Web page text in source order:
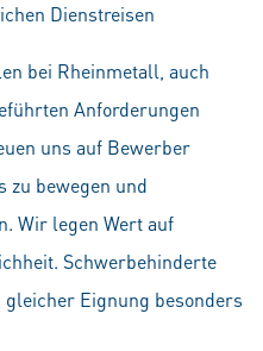
Dienstreisen
bei Rheinmetall, auch
Anforderungen
uns auf Bewerber
zu bewegen und
Wir legen Wert auf
Schwerbehinderte
Eignung besonders